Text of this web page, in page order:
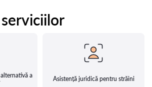
a
Asistență juridică pentru străini